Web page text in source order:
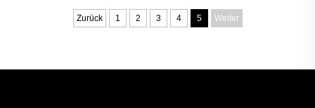
Naturstein, der …
Zurück 1 2 3 4 5 Weiter